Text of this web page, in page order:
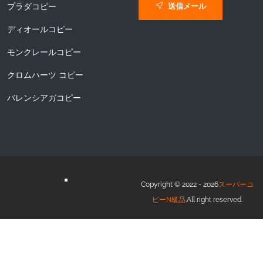
プラダコピー
ディオールコピー
モンクレールコピー
クロムハーツ コピー
バレンシアガコピー
送信メール
Copyright © 2022 - 2026スーパーコ
ピーN級品.All right reserved.